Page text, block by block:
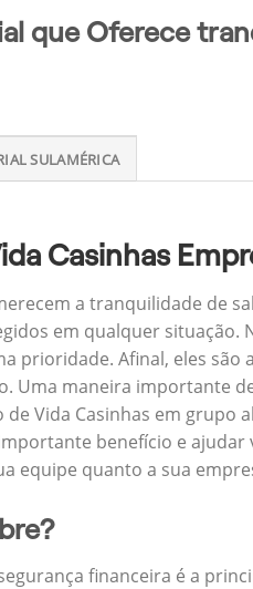
que Oferece
SULAMÉRICA
Casinhas
a tranquilidade de
em qualquer situação.
prioridade. Afinal, eles
Uma maneira importante
Vida Casinhas em grupo
benefício e
equipe quanto a sua
financeira é a